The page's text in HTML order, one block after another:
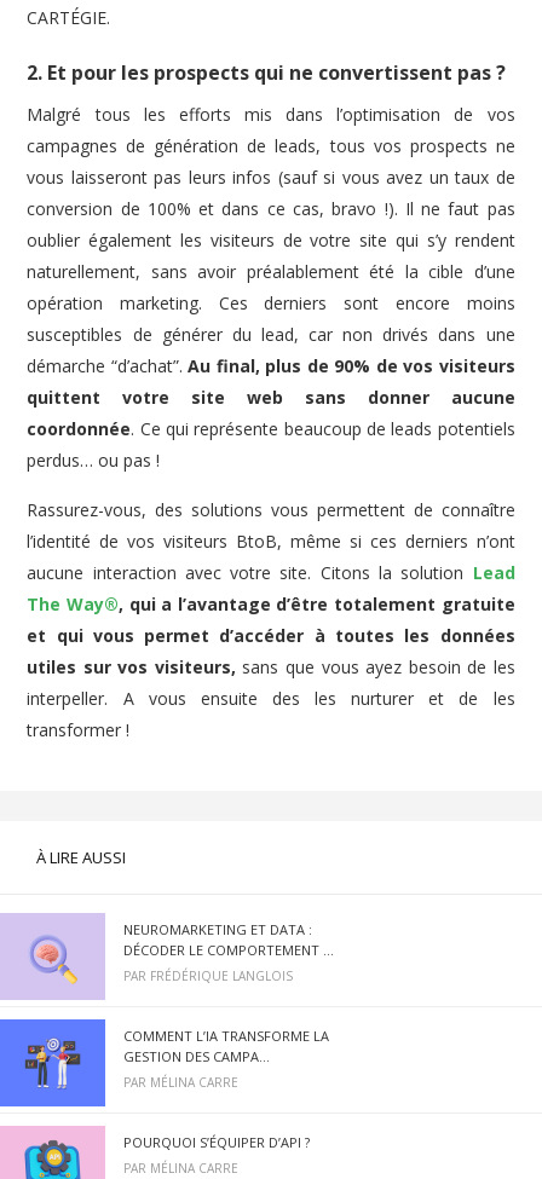
CARTÉGIE.
2. Et pour les prospects qui ne convertissent pas ?
Malgré tous les efforts mis dans l’optimisation de vos
campagnes de génération de leads, tous vos prospects ne
vous laisseront pas leurs infos (sauf si vous avez un taux de
conversion de 100% et dans ce cas, bravo !). Il ne faut pas
oublier également les visiteurs de votre site qui s’y rendent
naturellement, sans avoir préalablement été la cible d’une
opération marketing. Ces derniers sont encore moins
susceptibles de générer du lead, car non drivés dans une
démarche “d’achat”.Au final, plus de 90% de vos visiteurs
quittent votre site web sans donner aucune
coordonnée. Ce qui représente beaucoup de leads potentiels
perdus… ou pas !
Rassurez-vous, des solutions vous permettent de connaître
l’identité de vos visiteurs BtoB, même si ces derniers n’ont
aucune interaction avec votre site. Citons la solution Lead
The Way®, qui a l’avantage d’être totalement gratuite
et qui vous permet d’accéder à toutes les données
utiles sur vos visiteurs, sans que vous ayez besoin de les
interpeller. A vous ensuite des les nurturer et de les
transformer !
À LIRE AUSSI
NEUROMARKETING ET DATA :
DÉCODER LE COMPORTEMENT ...
PAR FRÉDÉRIQUE LANGLOIS
COMMENT L’IA TRANSFORME LA
GESTION DES CAMPA...
PAR MÉLINA CARRE
POURQUOI S’ÉQUIPER D’API ?
PAR MÉLINA CARRE